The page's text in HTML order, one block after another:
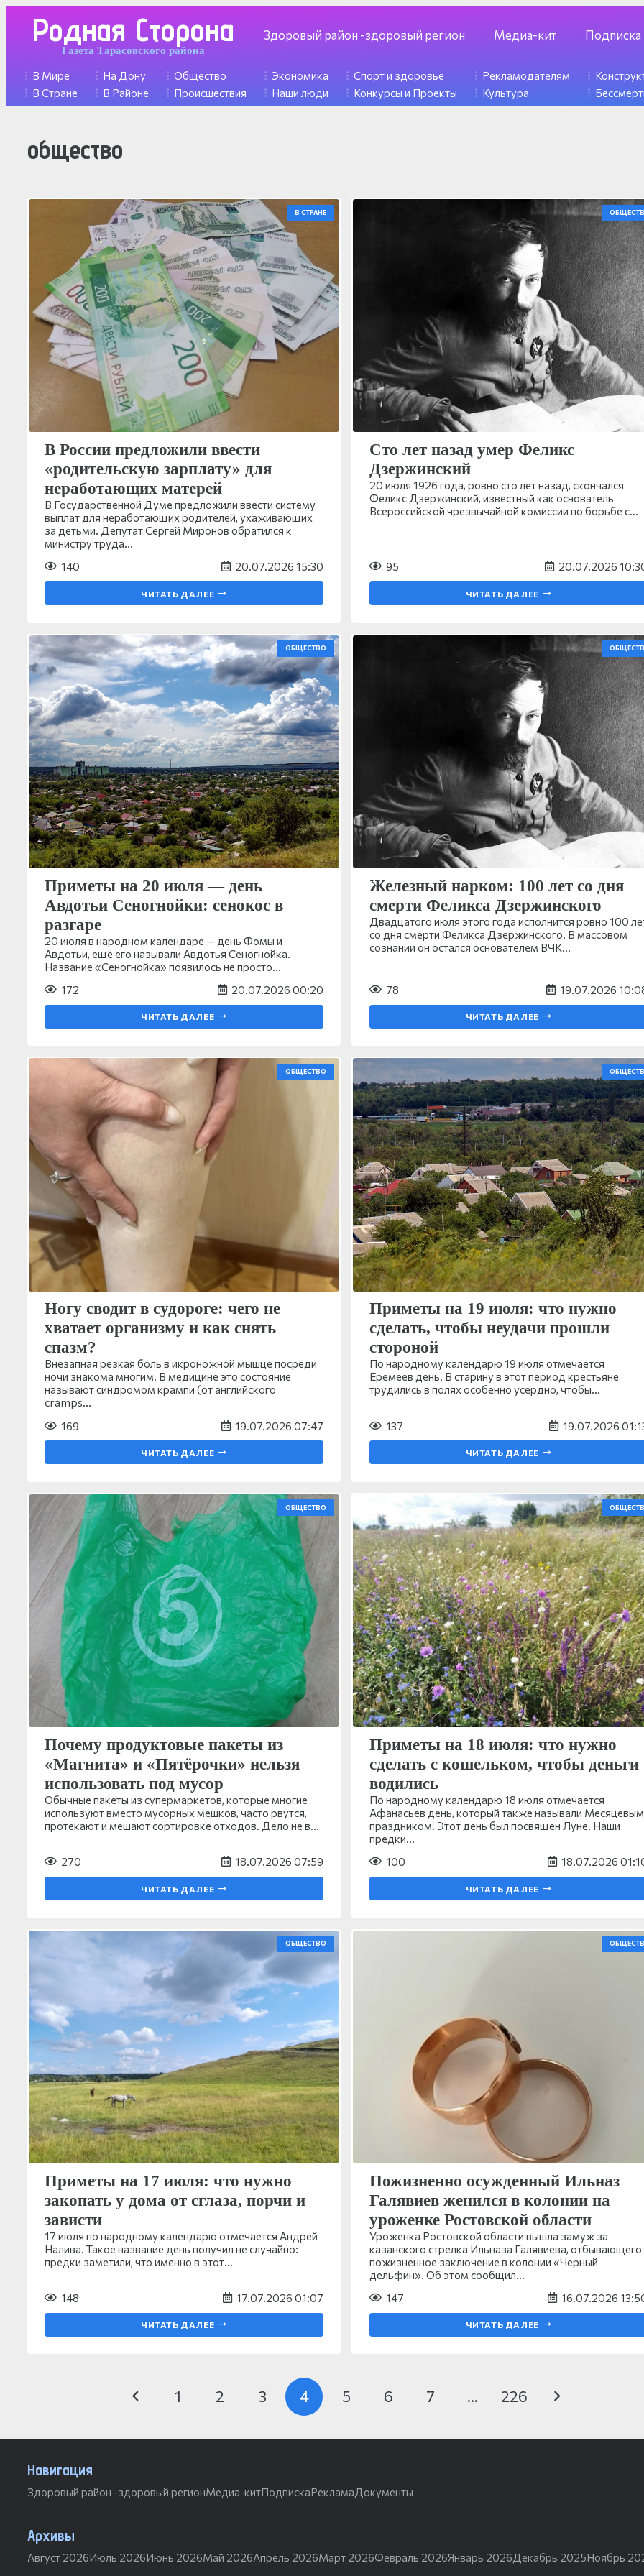
Родная Сторона
Газета Тарасовского района
Здоровый район -здоровый регион Медиа-кит Подписка
В Мире
В Стране
На Дону
В Районе
Общество
Происшествия
Экономика
Наши люди
Спорт и здоровье
Конкурсы и Проекты
Рекламодателям
Культура
общество
В СТРАНЕ
В России предложили ввести
«родительскую зарплату» для
неработающих матерей
В Государственной Думе предложили ввести систему
выплат для неработающих родителей, ухаживающих
за детьми. Депутат Сергей Миронов обратился к
министру труда…
140
20.07.2026 15:30
ЧИТАТЬ ДАЛЕЕ
Сто лет назад умер Феликс
Дзержинский
20 июля 1926 года, ровно сто лет назад, скончался
Феликс Дзержинский, известный как основатель
Всероссийской чрезвычайной комиссии по борьбе с…
95 20.07.2026
ЧИТАТЬ ДАЛЕЕ
ОБЩЕСТВО
Приметы на 20 июля — день
Авдотьи Сеногнойки: сенокос в
разгаре
20 июля в народном календаре — день Фомы и
Авдотьи, ещё его называли Авдотья Сеногнойка.
Название «Сеногнойка» появилось не просто…
172
20.07.2026 00:20
ЧИТАТЬ ДАЛЕЕ
Железный нарком: 100 лет со дня
смерти Феликса Дзержинского
Двадцатого июля этого года исполнится ровно 100
со дня смерти Феликса Дзержинского. В массовом
сознании он остался основателем ВЧК…
78 19.07.2026
ЧИТАТЬ ДАЛЕЕ
ОБЩЕСТВО
Ногу сводит в судороге: чего не
хватает организму и как снять
спазм?
Внезапная резкая боль в икроножной мышце посреди
ночи знакома многим. В медицине это состояние
называют синдромом крампи (от английского
cramps…
169
19.07.2026 07:47
ЧИТАТЬ ДАЛЕЕ
Приметы на 19 июля: что нужно
сделать, чтобы неудачи прошли
стороной
По народному календарю 19 июля отмечается
Еремеев день. В старину в этот период крестьяне
трудились в полях особенно усердно, чтобы…
137 19.07.2026
ЧИТАТЬ ДАЛЕЕ
ОБЩЕСТВО
Почему продуктовые пакеты из
«Магнита» и «Пятёрочки» нельзя
использовать под мусор
Обычные пакеты из супермаркетов, которые многие
используют вместо мусорных мешков, часто рвутся,
протекают и мешают сортировке отходов. Дело не в…
270 18.07.2026 07:59
ЧИТАТЬ ДАЛЕЕ
Приметы на 18 июля: что нужно
сделать с кошельком, чтобы деньги
водились
По народному календарю 18 июля отмечается
Афанасьев день, который также называли Месяцевым
праздником. Этот день был посвящен Луне. Наши
предки…
100
18.07.2026
ЧИТАТЬ ДАЛЕЕ
ОБЩЕСТВО
Приметы на 17 июля: что нужно
закопать у дома от сглаза, порчи и
зависти
17 июля по народному календарю отмечается Андрей
Налива. Такое название день получил не случайно:
предки заметили, что именно в этот…
148 17.07.2026 01:07
ЧИТАТЬ ДАЛЕЕ
Пожизненно осужденный Ильназ
Галявиев женился в колонии на
уроженке Ростовской области
Уроженка Ростовской области вышла замуж за
казанского стрелка Ильназа Галявиева, отбывающего
пожизненное заключение в колонии «Черный
дельфин». Об этом сообщил…
147
16.07.2026
ЧИТАТЬ ДАЛЕЕ
1 2 3 4 5 6 7 … 226
Навигация
Здоровый район -здоровый регионМедиа-китПодпискаРеклама Документы
Архивы
Август 2026Июль 2026Июнь 2026Май 2026Апрель 2026Март 2026Февраль 2026Январь 2026 Декабрь 2025Ноябрь